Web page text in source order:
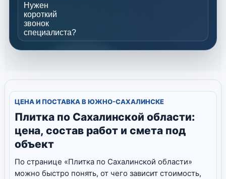
Нужен
короткий
звонок
специалиста?
ЦЕНА И ПОСТАВКА В ЮЖНО-САХАЛИНСКЕ
Плитка по Сахалинской области:
цена, состав работ и смета под
объект
По странице «Плитка по Сахалинской области»
можно быстро понять, от чего зависит стоимость,